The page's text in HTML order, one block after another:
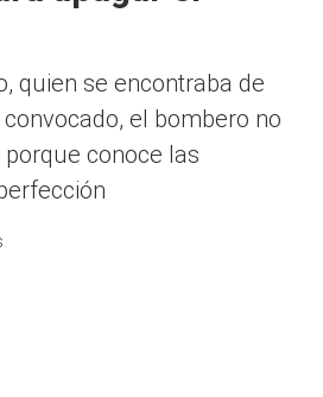
quien se encontraba de
el bombero no
conoce las